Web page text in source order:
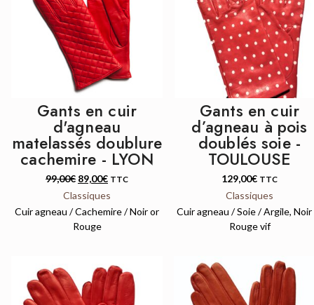
QUICK VIEW
Gants en cuir
d'agneau
matelassés doublure
cachemire - LYON
99,00€ 89,00€ TTC
Classiques
Cuir agneau / Cachemire / Noir or
Rouge
QUICK VIEW
Gants en cuir
d’agneau à pois
doublés soie -
TOULOUSE
129,00€ TTC
Classiques
Cuir agneau / Soie / Argile, Noir
Rouge vif